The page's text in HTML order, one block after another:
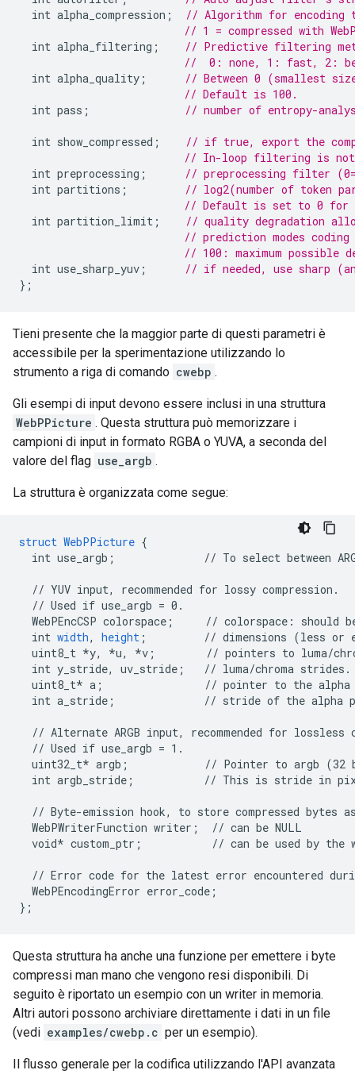
int alpha_compression ;
// Algorithm for encoding
// 1 = compressed with
int alpha_filtering ;
// Predictive filtering
//  0: none, 1: fast, 2:
int alpha_quality ;
// Between 0 (smallest
// Default is 100.
int pass ; // number of entropy-
int show_compressed ;
// if true, export the
// In-loop filtering is not
int preprocessing ;
// preprocessing filter
int partitions ;
// log2(number of token
// Default is set to 0 for
int partition_limit ;
// quality degradation
// prediction modes
// 100: maximum possible
int use_sharp_yuv ;
// if needed, use sharp
};
Tieni presente che la maggior parte di questi parametri è
accessibile per la sperimentazione utilizzando lo
strumento a riga di comando cwebp .
Gli esempi di input devono essere inclusi in una struttura
WebPPicture . Questa struttura può memorizzare i
campioni di input in formato RGBA o YUVA, a seconda del
valore del flag use_argb .
La struttura è organizzata come segue:
struct WebPPicture {
int use_argb ; // To select between
// YUV input, recommended for lossy compression.
// Used if use_argb = 0.
WebPEncCSP colorspace ; // colorspace : should
int width, height ; // dimensions (less or
uint8_t *y, *u, *v ; // pointers to luma/
int y_stride, uv_stride ; // luma/chroma strides.
uint8_t* a ; // pointer to the alpha
int a_stride ; // stride of the alpha
// Alternate ARGB input, recommended for lossless
// Used if use_argb = 1.
uint32_t* argb ; // Pointer to argb (32
int argb_stride ; // This is stride in
// Byte-emission hook, to store compressed bytes
WebPWriterFunction writer ; // can be NULL
void* custom_ptr ; // can be used by the
// Error code for the latest error encountered
WebPEncodingError error_code ;
} ;
Questa struttura ha anche una funzione per emettere i byte
compressi man mano che vengono resi disponibili. Di
seguito è riportato un esempio con un writer in memoria.
Altri autori possono archiviare direttamente i dati in un file
(vedi examples/cwebp.c per un esempio).
Il flusso generale per la codifica utilizzando l'API avanzata